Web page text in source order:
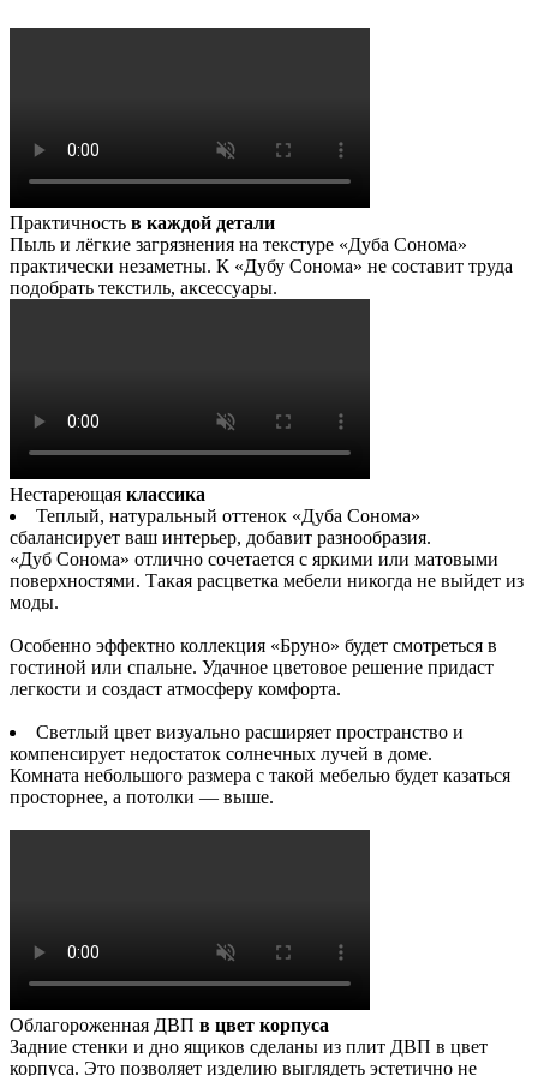
Практичность в каждой детали
Пыль и лёгкие загрязнения на текстуре «Дуба Сонома»
практически незаметны. К «Дубу Сонома» не составит труда
подобрать текстиль, аксессуары.
Нестареющая классика
Теплый, натуральный оттенок «Дуба Сонома»
сбалансирует ваш интерьер, добавит разнообразия.
«Дуб Сонома» отлично сочетается с яркими или матовыми
поверхностями. Такая расцветка мебели никогда не выйдет из
моды.
Особенно эффектно коллекция «Бруно» будет смотреться в
гостиной или спальне. Удачное цветовое решение придаст
легкости и создаст атмосферу комфорта.
Светлый цвет визуально расширяет пространство и
компенсирует недостаток солнечных лучей в доме.
Комната небольшого размера с такой мебелью будет казаться
просторнее, а потолки — выше.
Облагороженная ДВП в цвет корпуса
Задние стенки и дно ящиков сделаны из плит ДВП в цвет
корпуса. Это позволяет изделию выглядеть эстетично не